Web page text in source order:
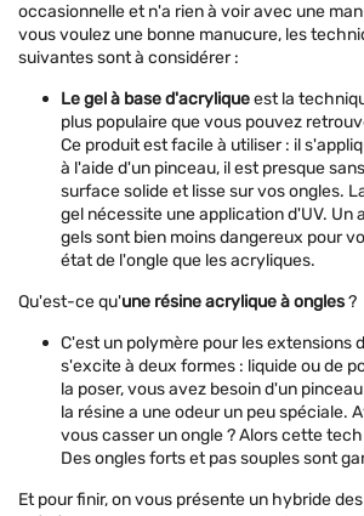
occasionnelle et n'a rien à voir avec une
vous voulez une bonne manucure, les
suivantes sont à considérer :
Le gel à base d'acryliqueest la
plus populaire que vous pouvez
Ce produit est facile à utiliser : il
à l'aide d'un pinceau, il est presque
surface solide et lisse sur vos ongles.
gel nécessite une application d'UV. Un
gels sont bien moins dangereux pour
état de l'ongle que les acryliques.
Qu'est-ce qu'une résine acrylique à ongles?
C'est un polymère pour les extensions
s'excite à deux formes : liquide ou de
la poser, vous avez besoin d'un
la résine a une odeur un peu spéciale.
vous casser un ongle ? Alors cette
Des ongles forts et pas souples sont
Et pour finir, on vous présente un hybride